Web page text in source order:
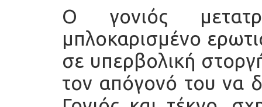
Ο γονιός
μπλοκαρισμένο
σε υπερβολική
τον απόγονό του να